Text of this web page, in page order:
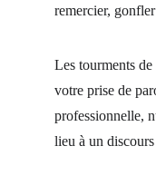
remercier,
Les tourments
votre prise de
professionnelle,
lieu à un